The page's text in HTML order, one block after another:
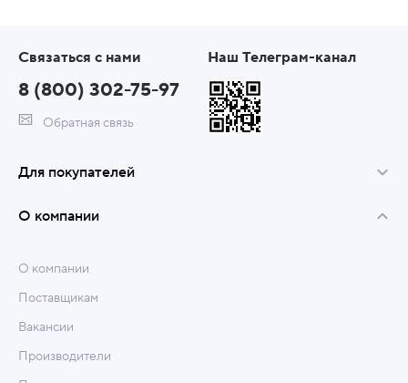
Связаться с нами
8 (800) 302-75-97
Обратная связь
Наш Телеграм-канал
Для покупателей
О компании
О компании
Поставщикам
Вакансии
Производители